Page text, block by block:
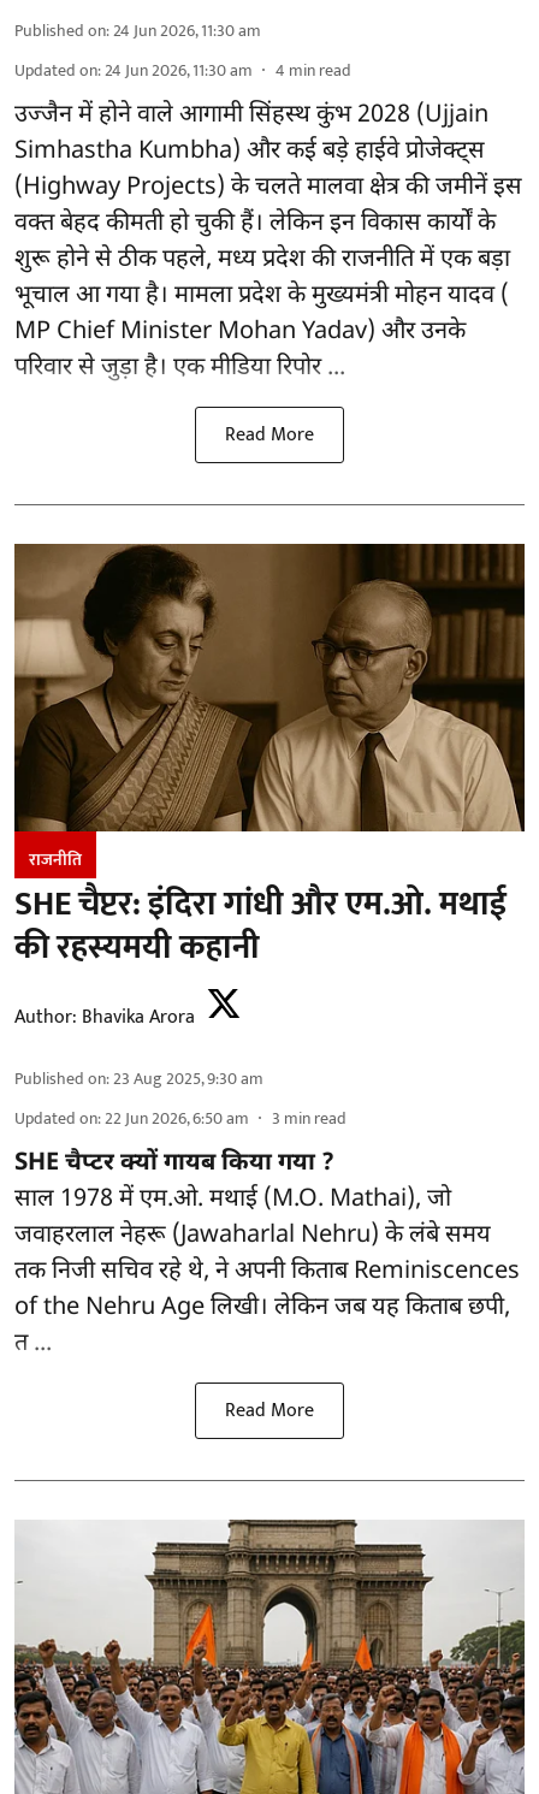
Published on:24 Jun 2026, 11:30 am
Updated on:24 Jun 2026, 11:30 am 4 min read
उज्जैन में होने वाले आगामी सिंहस्थ कुंभ 2028 (Ujjain
Simhastha Kumbha) और कई बड़े हाईवे प्रोजेक्ट्स
(Highway Projects) के चलते मालवा क्षेत्र की जमीनें इस
वक्त बेहद कीमती हो चुकी हैं। लेकिन इन विकास कार्यों के
शुरू होने से ठीक पहले, मध्य प्रदेश की राजनीति में एक बड़ा
भूचाल आ गया है। मामला प्रदेश के मुख्यमंत्री मोहन यादव (
MP Chief Minister Mohan Yadav) और उनके
परिवार से जुड़ा है। एक मीडिया रिपोर ...
Read More
राजनीति
SHE चैप्टर: इंदिरा गांधी और एम.ओ. मथाई
की रहस्यमयी कहानी
Author: Bhavika Arora
Published on:23 Aug 2025, 9:30 am
Updated on:22 Jun 2026, 6:50 am 3 min read
SHE चैप्टर क्यों गायब किया गया ?
साल 1978 में एम.ओ. मथाई (M.O. Mathai), जो
जवाहरलाल नेहरू (Jawaharlal Nehru) के लंबे समय
तक निजी सचिव रहे थे, ने अपनी किताब Reminiscences
of the Nehru Ageलिखी। लेकिन जब यह किताब छपी,
त ...
Read More